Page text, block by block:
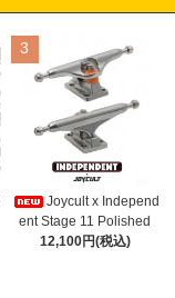
3
Joycult x Independ
ent Stage 11 Polished
12,100円(税込)